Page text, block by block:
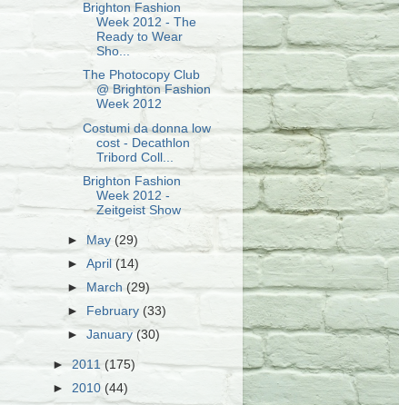
Brighton Fashion
Week 2012 - The
Ready to Wear
Sho...
The Photocopy Club
@ Brighton Fashion
Week 2012
Costumi da donna low
cost - Decathlon
Tribord Coll...
Brighton Fashion
Week 2012 -
Zeitgeist Show
► May(29)
►April(14)
►
March(29)
►
February(33)
►January (30)
►2011 (175)
► 2010 (44)